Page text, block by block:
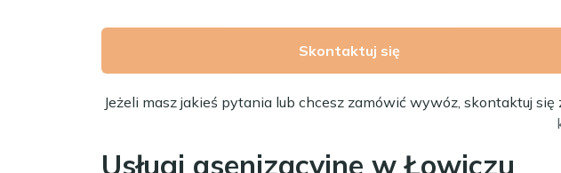
Skontaktuj się
Jeżeli masz jakieś pytania lub chcesz zamówić wywóz, skontaktuj
Usługi asenizacyjne w Łowiczu